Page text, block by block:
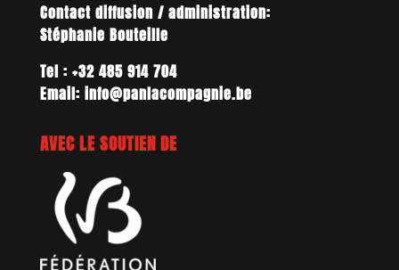
Contact diffusion / administration:
Stéphanie Bouteille
Tel : +32 485 914 704
Email: info@panlacompagnie.be
AVEC LE SOUTIEN DE